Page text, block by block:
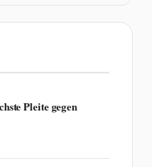
Pleite gegen